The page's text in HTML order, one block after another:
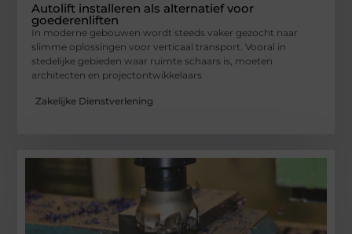
Autolift installeren als alternatief voor
goederenliften
In moderne gebouwen wordt steeds vaker gezocht naar
slimme oplossingen voor verticaal transport. Vooral in
stedelijke gebieden waar ruimte schaars is, moeten
architecten en projectontwikkelaars
Zakelijke Dienstverlening